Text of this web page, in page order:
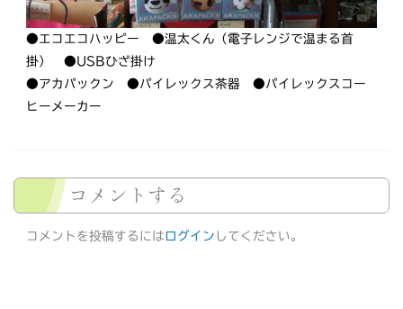
●エコエコハッピー ●温太くん（電子レンジで温まる首
掛） ●USBひざ掛け
●アカパックン ●パイレックス茶器 ●パイレックスコー
ヒーメーカー
コメントする
コメントを投稿するには ログイン してください。